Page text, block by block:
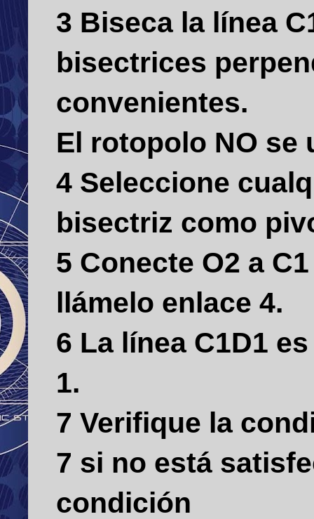
3 Biseca la línea
bisectrices
convenientes.
El rotopolo NO se
4 Seleccione
bisectriz como
5 Conecte O2 a
llámelo enlace 4.
6 La línea C1D1
1.
7 Verifique la
7 si no está
condición